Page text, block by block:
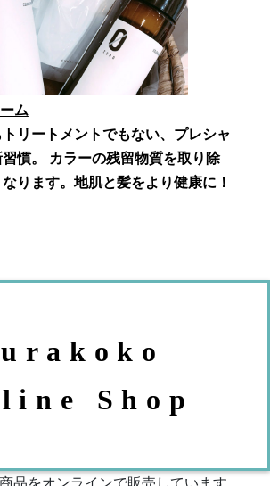
ム
リートメントでもない、プレシャ
慣。 カラーの残留物質を取り除
ります。地肌と髪をより健康に！
Shop
品をオンラインで販売しています。